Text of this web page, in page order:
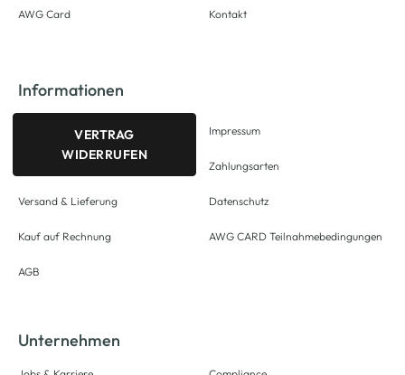
AWG Card Kontakt
Informationen
VERTRAG
WIDERRUFEN
Versand & Lieferung
Kauf auf Rechnung
AGB
Impressum
Zahlungsarten
Datenschutz
AWG CARD Teilnahmebedingungen
Unternehmen